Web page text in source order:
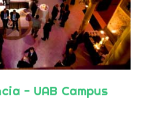
- UAB Campus